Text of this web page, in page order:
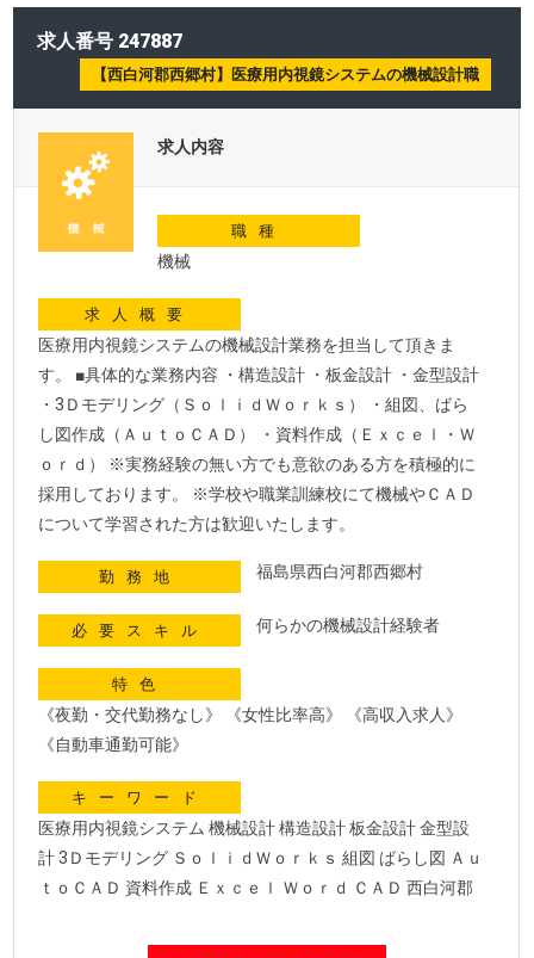
求人番号 247887
【西白河郡西郷村】医療用内視鏡システムの機械設計職
求人内容
職種
機械
求人概要
医療用内視鏡システムの機械設計業務を担当して頂きま
す。 ■具体的な業務内容 ・構造設計 ・板金設計 ・金型設計
・3Ｄモデリング（ＳｏｌｉｄＷｏｒｋｓ） ・組図、ばら
し図作成（ＡｕｔｏＣＡＤ） ・資料作成（Ｅｘｃｅｌ・Ｗ
ｏｒｄ） ※実務経験の無い方でも意欲のある方を積極的に
採用しております。 ※学校や職業訓練校にて機械やＣＡＤ
について学習された方は歓迎いたします。
勤務地 福島県西白河郡西郷村
必要スキル 何らかの機械設計経験者
特色
《夜勤・交代勤務なし》 《女性比率高》 《高収入求人》
《自動車通勤可能》
キーワード
医療用内視鏡システム 機械設計 構造設計 板金設計 金型設
計 3Ｄモデリング ＳｏｌｉｄＷｏｒｋｓ 組図 ばらし図 Ａｕ
ｔｏＣＡＤ 資料作成 Ｅｘｃｅｌ Ｗｏｒｄ ＣＡＤ 西白河郡